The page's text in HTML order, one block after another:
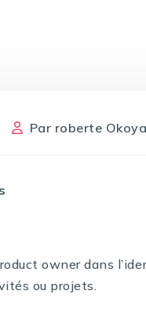
Par roberte Okoya
owner dans
ou projets.